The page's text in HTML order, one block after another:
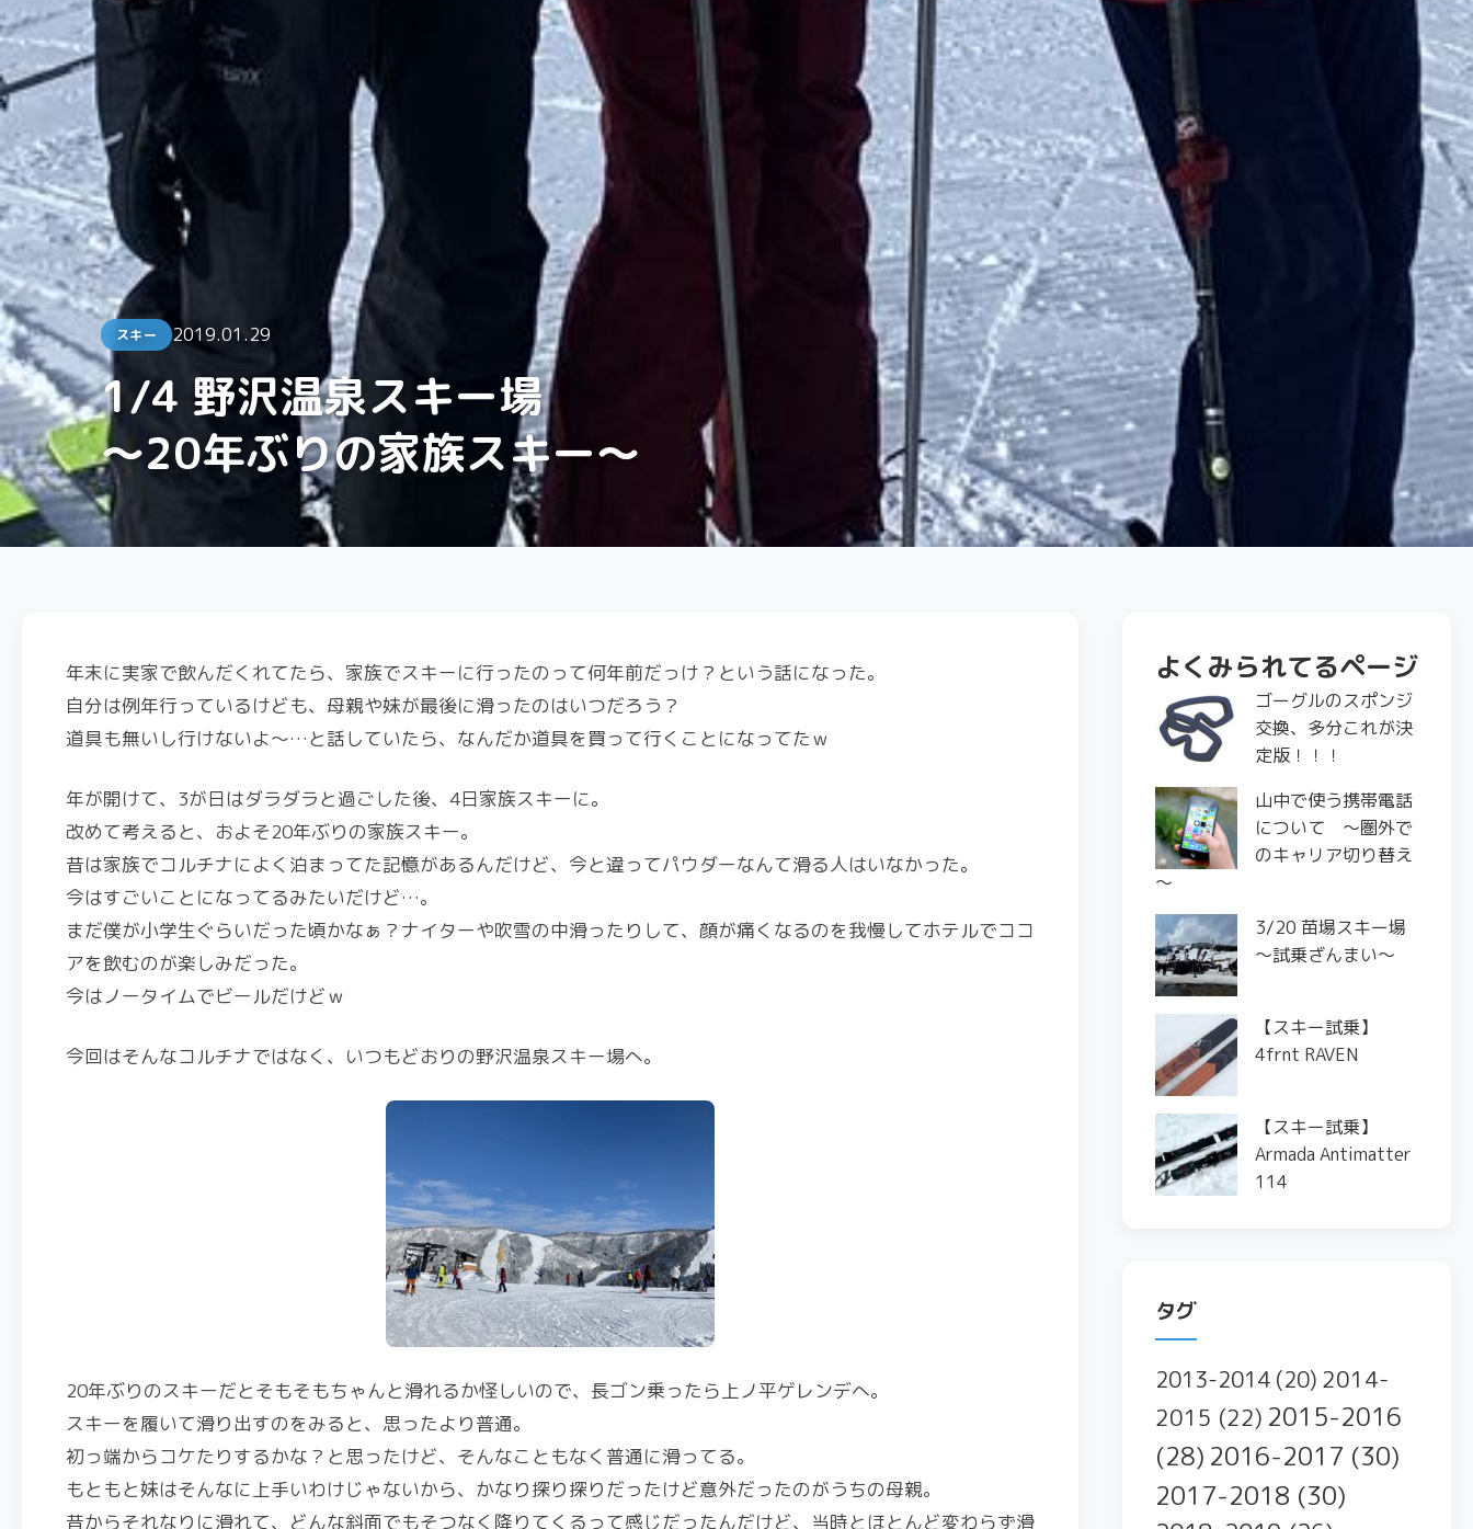
スキー 2019.01.29
1/4 野沢温泉スキー場
～20年ぶりの家族スキー～
年末に実家で飲んだくれてたら、家族でスキーに行ったのって何年前だっけ？という話になった。
自分は例年行っているけども、母親や妹が最後に滑ったのはいつだろう？
道具も無いし行けないよ～…と話していたら、なんだか道具を買って行くことになってたｗ
年が開けて、3が日はダラダラと過ごした後、4日家族スキーに。
改めて考えると、およそ20年ぶりの家族スキー。
昔は家族でコルチナによく泊まってた記憶があるんだけど、今と違ってパウダーなんて滑る人はいなかった。
今はすごいことになってるみたいだけど…。
まだ僕が小学生ぐらいだった頃かなぁ？ナイターや吹雪の中滑ったりして、顔が痛くなるのを我慢してホテルでココ
アを飲むのが楽しみだった。
今はノータイムでビールだけどｗ
今回はそんなコルチナではなく、いつもどおりの野沢温泉スキー場へ。
20年ぶりのスキーだとそもそもちゃんと滑れるか怪しいので、長ゴン乗ったら上ノ平ゲレンデへ。
スキーを履いて滑り出すのをみると、思ったより普通。
初っ端からコケたりするかな？と思ったけど、そんなこともなく普通に滑ってる。
もともと妹はそんなに上手いわけじゃないから、かなり探り探りだったけど意外だったのがうちの母親。
昔からそれなりに滑れて、どんな斜面でもそつなく降りてくるって感じだったんだけど、当時とほとんど変わらず滑
よくみられてるページ
ゴーグルのスポンジ
交換、多分これが決
定版！！！
山中で使う携帯電話
について ～圏外で
のキャリア切り替え
～
3/20 苗場スキー場
〜試乗ざんまい〜
【スキー試乗】
4frnt RAVEN
【スキー試乗】
Armada Antimatter
114
タグ
2013-2014 (20) 2014-
2015 (22) 2015-2016
(28) 2016-2017 (30)
2017-2018 (30)